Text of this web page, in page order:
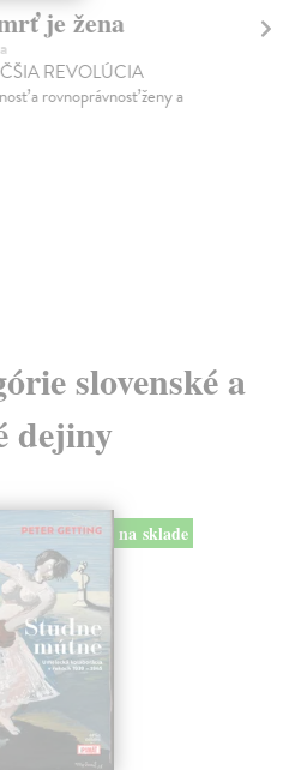
je žena
REVOLÚCIA
a rovnoprávnosť ženy a
slovenské a
dejiny
na sklade